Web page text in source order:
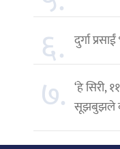
६. दुर्गा
७. ‘हे सिरी,
सूझबुझले